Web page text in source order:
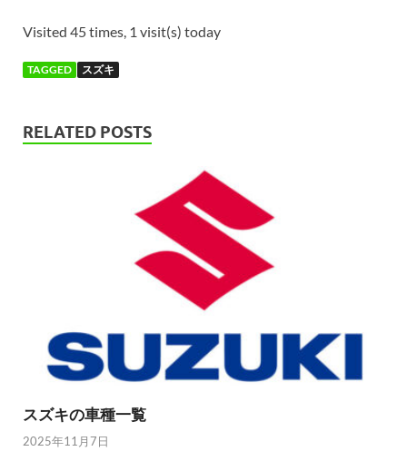
Visited 45 times, 1 visit(s) today
TAGGED スズキ
RELATED POSTS
スズキの車種一覧
2025年11月7日